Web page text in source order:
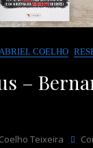
COELHO
–
Teixeira